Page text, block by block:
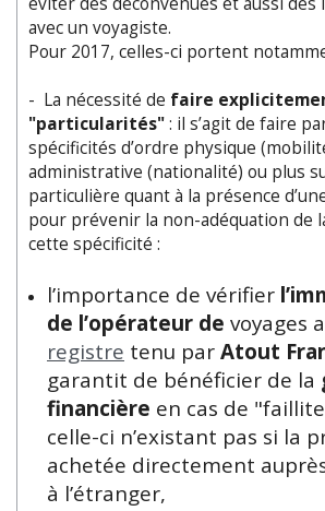
avec un voyagiste.
Pour 2017, celles-ci portent
- La nécessité de faire
"particularités": il s’agit de faire
spécificités d’ordre physique
administrative (nationalité) ou plus
particulière quant à la présence
pour prévenir la non-adéquation de
cette spécificité :
l’importance de vérifier
de l’opérateur de voyages
registre tenu parAtout
garantit de bénéficier de la
financière en cas de
celle-ci n’existant pas si la
achetée directement
à l’étranger,